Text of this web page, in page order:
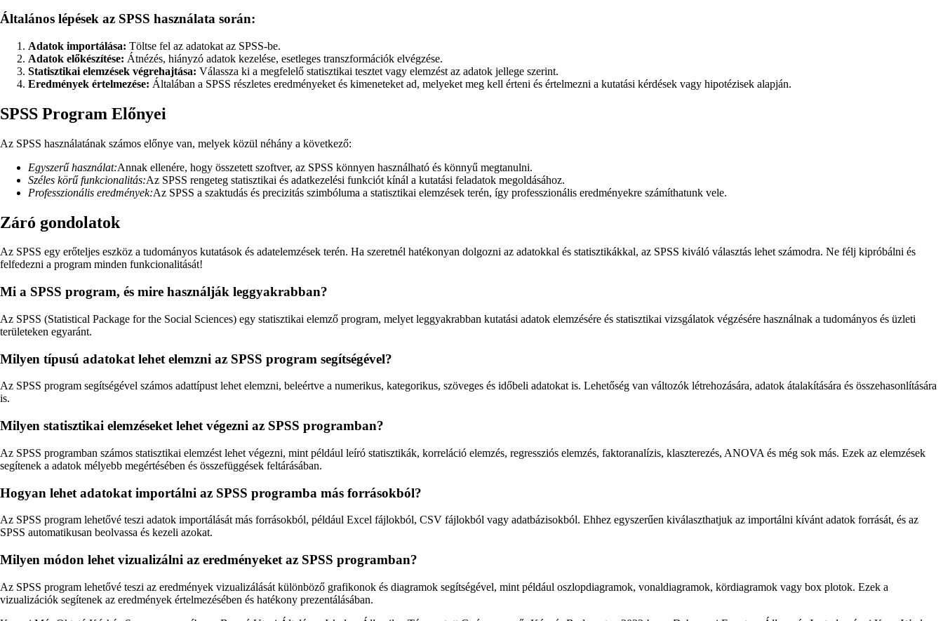
Általános lépések az SPSS használata során:
Adatok importálása: Töltse fel az adatokat az SPSS-be.
Adatok előkészítése: Átnézés, hiányzó adatok kezelése, esetleges transzformációk elvégzése.
Statisztikai elemzések végrehajtása: Válassza ki a megfelelő statisztikai tesztet vagy elemzést az adatok jellege szerint.
Eredmények értelmezése: Általában a SPSS részletes eredményeket és kimeneteket ad, melyeket meg kell érteni és értelmezni a kutatási kérdések vagy hipotézisek alapján.
SPSS Program Előnyei
Az SPSS használatának számos előnye van, melyek közül néhány a következő:
Egyszerű használat:Annak ellenére, hogy összetett szoftver, az SPSS könnyen használható és könnyű megtanulni.
Széles körű funkcionalitás:Az SPSS rengeteg statisztikai és adatkezelési funkciót kínál a kutatási feladatok megoldásához.
Professzionális eredmények:Az SPSS a szaktudás és precizitás szimbóluma a statisztikai elemzések terén, így professzionális eredményekre számíthatunk vele.
Záró gondolatok
Az SPSS egy erőteljes eszköz a tudományos kutatások és adatelemzések terén. Ha szeretnél hatékonyan dolgozni az adatokkal és statisztikákkal, az SPSS kiváló választás lehet számodra. Ne félj kipróbálni és
felfedezni a program minden funkcionalitását!
Mi a SPSS program, és mire használják leggyakrabban?
Az SPSS (Statistical Package for the Social Sciences) egy statisztikai elemző program, melyet leggyakrabban kutatási adatok elemzésére és statisztikai vizsgálatok végzésére használnak a tudományos és üzleti
területeken egyaránt.
Milyen típusú adatokat lehet elemzni az SPSS program segítségével?
Az SPSS program segítségével számos adattípust lehet elemzni, beleértve a numerikus, kategorikus, szöveges és időbeli adatokat is. Lehetőség van változók létrehozására, adatok átalakítására és összehasonlítására
is.
Milyen statisztikai elemzéseket lehet végezni az SPSS programban?
Az SPSS programban számos statisztikai elemzést lehet végezni, mint például leíró statisztikák, korreláció elemzés, regressziós elemzés, faktoranalízis, klaszterezés, ANOVA és még sok más. Ezek az elemzések
segítenek a adatok mélyebb megértésében és összefüggések feltárásában.
Hogyan lehet adatokat importálni az SPSS programba más forrásokból?
Az SPSS program lehetővé teszi adatok importálását más forrásokból, például Excel fájlokból, CSV fájlokból vagy adatbázisokból. Ehhez egyszerűen kiválaszthatjuk az importálni kívánt adatok forrását, és az
SPSS automatikusan beolvassa és kezeli azokat.
Milyen módon lehet vizualizálni az eredményeket az SPSS programban?
Az SPSS program lehetővé teszi az eredmények vizualizálását különböző grafikonok és diagramok segítségével, mint például oszlopdiagramok, vonaldiagramok, kördiagramok vagy box plotok. Ezek a
vizualizációk segítenek az eredmények értelmezésében és hatékony prezentálásában.